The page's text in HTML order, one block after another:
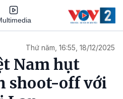
Thứ năm, 16:55, 18/12/2025
Nam hụt
shoot-off với